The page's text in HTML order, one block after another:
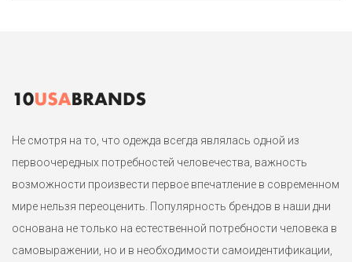
Бирки подрезаны в соответствии с политикой аутлетов Max
1
Не смотря на то, что одежда всегда являлась одной из
первоочередных потребностей человечества, важность
возможности произвести первое впечатление в современном
мире нельзя переоценить. Популярность брендов в наши дни
основана не только на естественной потребности человека в
самовыражении, но и в необходимости самоидентификации,